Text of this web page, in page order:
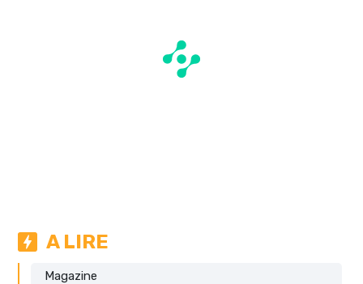
A LIRE
Magazine